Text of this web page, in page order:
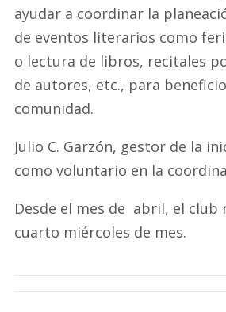
ayudar a coordinar la
de eventos literarios como
o lectura de libros, recitales
de autores, etc., para
comunidad.
Julio C. Garzón, gestor de la
como voluntario en la
Desde el mes de abril, el club
cuarto miércoles de mes.